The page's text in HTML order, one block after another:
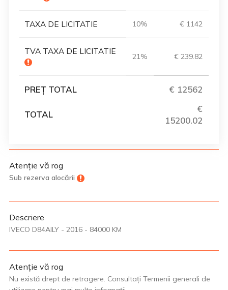
TAXA DE LICITATIE 10% € 1142
TVA TAXA DE LICITATIE
21% € 239.82
PREȚ TOTAL € 12562
TOTAL
€
15200.02
Atenție vă rog
Sub rezerva alocării
Descriere
IVECO D84AILY - 2016 - 84000 KM
Atenție vă rog
Nu există drept de retragere. Consultați Termenii generali de